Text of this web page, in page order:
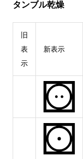
タンブル乾燥
旧
表
示
新表示